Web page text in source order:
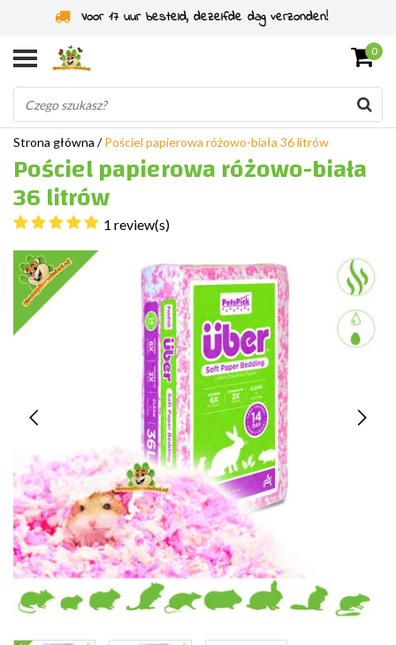
Voor 17 uur besteld, dezelfde dag verzonden!
0
Strona główna /Pościel papierowa różowo-biała 36 litrów
Pościel papierowa różowo-biała
36 litrów
1 review(s)